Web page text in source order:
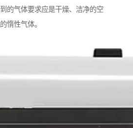
的气体要求应是干燥、洁净的空
惰性气体。